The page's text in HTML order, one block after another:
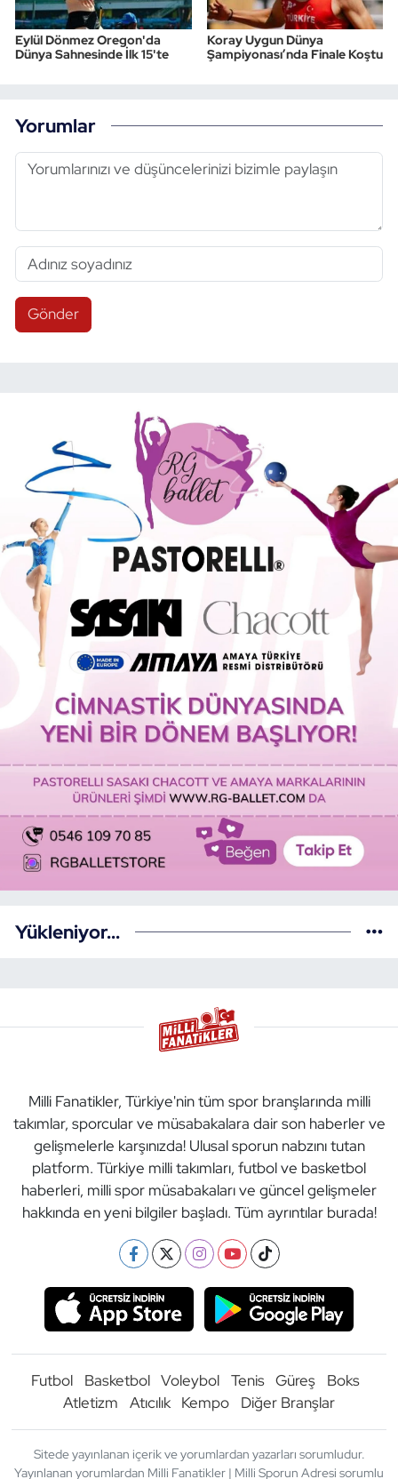
Eylül Dönmez Oregon'da
Dünya Sahnesinde İlk 15'te
Koray Uygun Dünya
Şampiyonası’nda Finale Koştu
Yorumlar
Gönder
Yükleniyor...
Milli Fanatikler, Türkiye'nin tüm spor branşlarında milli
takımlar, sporcular ve müsabakalara dair son haberler ve
gelişmelerle karşınızda! Ulusal sporun nabzını tutan
platform. Türkiye milli takımları, futbol ve basketbol
haberleri, milli spor müsabakaları ve güncel gelişmeler
hakkında en yeni bilgiler başladı. Tüm ayrıntılar burada!
Futbol Basketbol Voleybol Tenis Güreş
Boks
Atletizm
Atıcılık Kempo Diğer Branşlar
Sitede yayınlanan içerik ve yorumlardan yazarları sorumludur.
Yayınlanan yorumlardan Milli Fanatikler | Milli Sporun Adresi sorumlu